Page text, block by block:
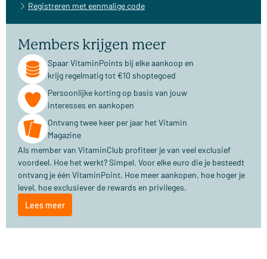
Registreren met eenmalige code
Members krijgen meer
Spaar VitaminPoints bij elke aankoop en
krijg regelmatig tot €10 shoptegoed
Persoonlijke korting op basis van jouw
interesses en aankopen
Ontvang twee keer per jaar het Vitamin
Magazine
Als member van VitaminClub profiteer je van veel exclusief
voordeel. Hoe het werkt? Simpel. Voor elke euro die je besteedt
ontvang je één VitaminPoint. Hoe meer aankopen, hoe hoger je
level, hoe exclusiever de rewards en privileges.
Lees meer